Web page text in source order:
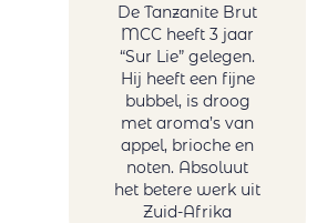
De Tanzanite Brut
MCC heeft 3 jaar
“Sur Lie” gelegen.
Hij heeft een fijne
bubbel, is droog
met aroma’s van
appel, brioche en
noten. Absoluut
het betere werk uit
Zuid-Afrika